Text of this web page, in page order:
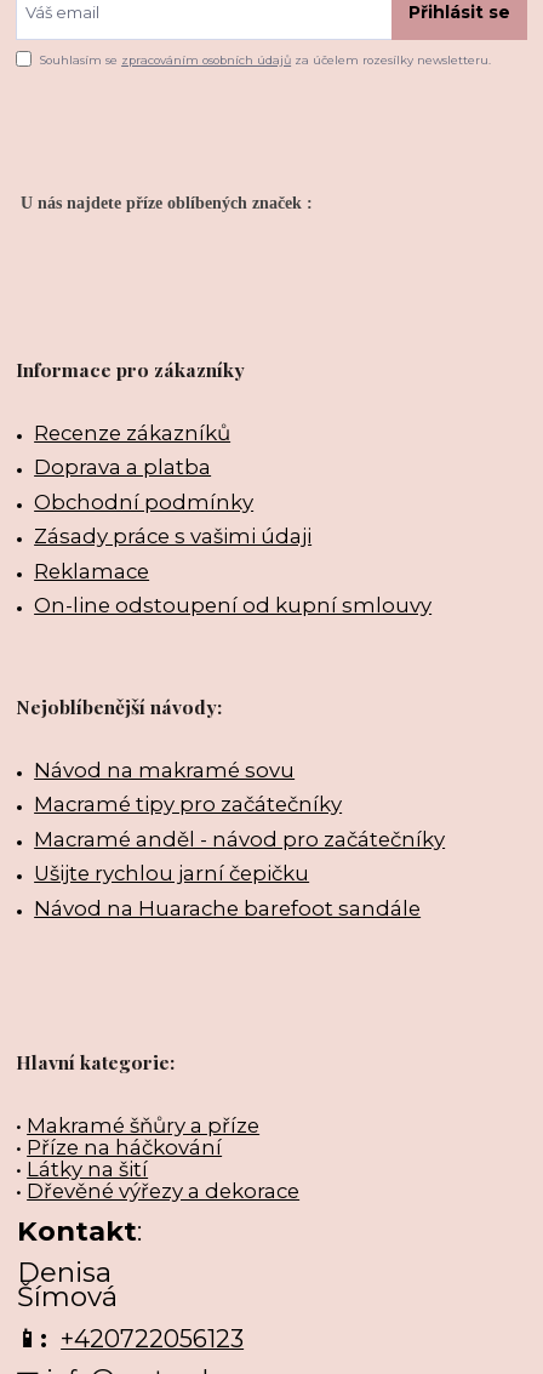
Přihlásit se
Souhlasím se zpracováním osobních údajů za účelem rozesílky newsletteru.
U nás najdete příze oblíbených značek :
Informace pro zákazníky
Recenze zákazníků
Doprava a platba
Obchodní podmínky
Zásady práce s vašimi údaji
Reklamace
On-line odstoupení od kupní smlouvy
Nejoblíbenější návody:
Návod na makramé sovu
Macramé tipy pro začátečníky
Macramé anděl - návod pro začátečníky
Ušijte rychlou jarní čepičku
Návod na Huarache barefoot sandále
Hlavní kategorie:
• Makramé šňůry a příze
• Příze na háčkování
• Látky na šití
• Dřevěné výřezy a dekorace
Kontakt:
Denisa
Šímová
📱: +420722056123